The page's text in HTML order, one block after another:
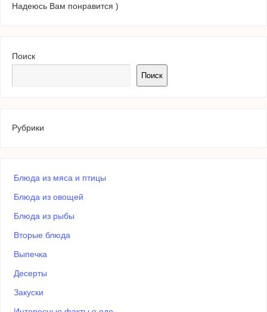
Надеюсь Вам понравится )
Поиск
Поиск
Рубрики
Блюда из мяса и птицы
Блюда из овощей
Блюда из рыбы
Вторые блюда
Выпечка
Десерты
Закуски